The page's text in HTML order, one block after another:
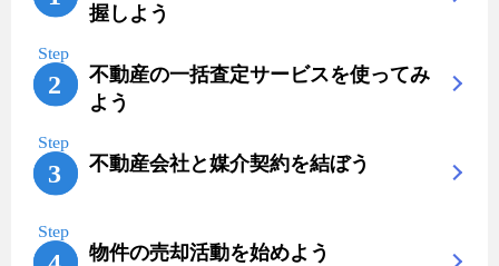
握しよう
不動産の一括査定サービスを使ってみ
よう
不動産会社と媒介契約を結ぼう
物件の売却活動を始めよう